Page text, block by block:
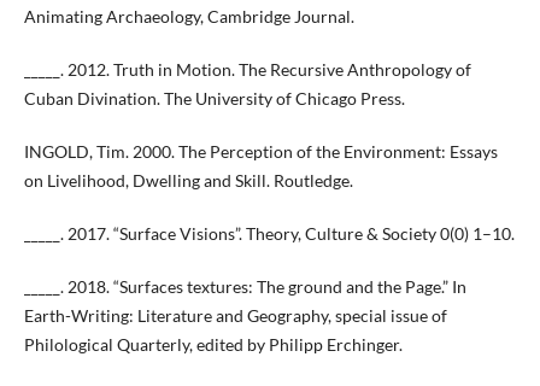
Animating Archaeology, Cambridge Journal.
_____. 2012. Truth in Motion. The Recursive Anthropology of
Cuban Divination. The University of Chicago Press.
INGOLD, Tim. 2000. The Perception of the Environment: Essays
on Livelihood, Dwelling and Skill. Routledge.
_____. 2017. “Surface Visions”. Theory, Culture & Society 0(0) 1–10.
_____. 2018. “Surfaces textures: The ground and the Page.” In
Earth-Writing: Literature and Geography, special issue of
Philological Quarterly, edited by Philipp Erchinger.